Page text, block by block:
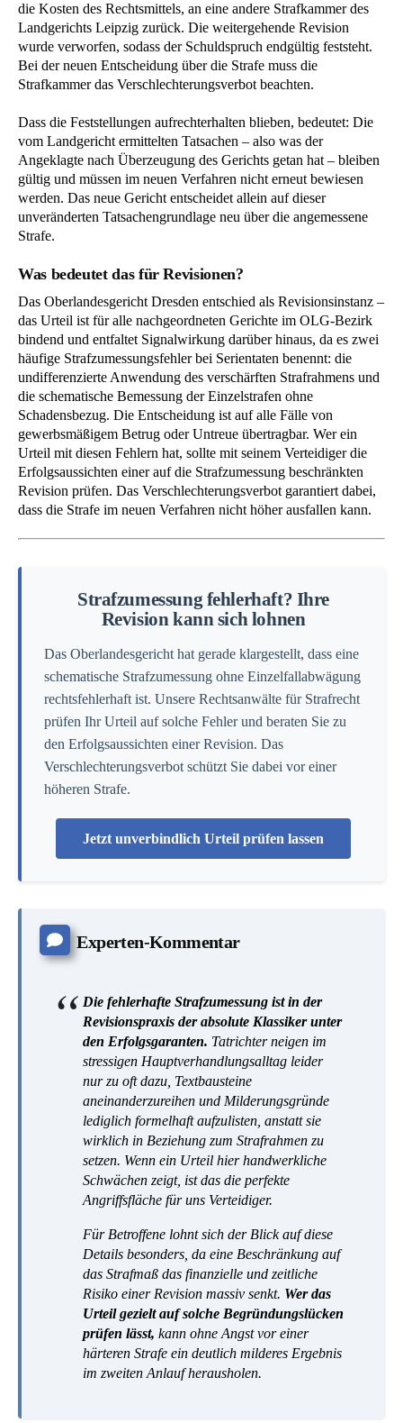
die Kosten des Rechtsmittels, an eine andere Strafkammer des
Landgerichts Leipzig zurück. Die weitergehende Revision
wurde verworfen, sodass der Schuldspruch endgültig feststeht.
Bei der neuen Entscheidung über die Strafe muss die
Strafkammer das Verschlechterungsverbot beachten.
Dass die Feststellungen aufrechterhalten blieben, bedeutet: Die
vom Landgericht ermittelten Tatsachen – also was der
Angeklagte nach Überzeugung des Gerichts getan hat – bleiben
gültig und müssen im neuen Verfahren nicht erneut bewiesen
werden. Das neue Gericht entscheidet allein auf dieser
unveränderten Tatsachengrundlage neu über die angemessene
Strafe.
Was bedeutet das für Revisionen?
Das Oberlandesgericht Dresden entschied als Revisionsinstanz –
das Urteil ist für alle nachgeordneten Gerichte im OLG-Bezirk
bindend und entfaltet Signalwirkung darüber hinaus, da es zwei
häufige Strafzumessungsfehler bei Serientaten benennt: die
undifferenzierte Anwendung des verschärften Strafrahmens und
die schematische Bemessung der Einzelstrafen ohne
Schadensbezug. Die Entscheidung ist auf alle Fälle von
gewerbsmäßigem Betrug oder Untreue übertragbar. Wer ein
Urteil mit diesen Fehlern hat, sollte mit seinem Verteidiger die
Erfolgsaussichten einer auf die Strafzumessung beschränkten
Revision prüfen. Das Verschlechterungsverbot garantiert dabei,
dass die Strafe im neuen Verfahren nicht höher ausfallen kann.
Strafzumessung fehlerhaft? Ihre
Revision kann sich lohnen
Das Oberlandesgericht hat gerade klargestellt, dass eine
schematische Strafzumessung ohne Einzelfallabwägung
rechtsfehlerhaft ist. Unsere Rechtsanwälte für Strafrecht
prüfen Ihr Urteil auf solche Fehler und beraten Sie zu
den Erfolgsaussichten einer Revision. Das
Verschlechterungsverbot schützt Sie dabei vor einer
höheren Strafe.
Jetzt unverbindlich Urteil prüfen lassen
Experten-Kommentar
Die fehlerhafte Strafzumessung ist in der
Revisionspraxis der absolute Klassiker unter
den Erfolgsgaranten. Tatrichter neigen im
stressigen Hauptverhandlungsalltag leider
nur zu oft dazu, Textbausteine
aneinanderzureihen und Milderungsgründe
lediglich formelhaft aufzulisten, anstatt sie
wirklich in Beziehung zum Strafrahmen zu
setzen. Wenn ein Urteil hier handwerkliche
Schwächen zeigt, ist das die perfekte
Angriffsfläche für uns Verteidiger.
Für Betroffene lohnt sich der Blick auf diese
Details besonders, da eine Beschränkung auf
das Strafmaß das finanzielle und zeitliche
Risiko einer Revision massiv senkt. Wer das
Urteil gezielt auf solche Begründungslücken
prüfen lässt, kann ohne Angst vor einer
härteren Strafe ein deutlich milderes Ergebnis
im zweiten Anlauf herausholen.